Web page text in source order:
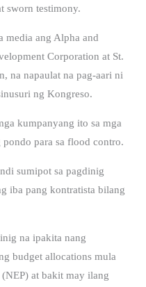
sworn testimony.
media ang Alpha and
Corporation at St.
na napaulat na pag-aari ni
ng Kongreso.
kumpanyang ito sa mga
para sa flood contro.
sumipot sa pagdinig
iba pang kontratista bilang
na ipakita nang
budget allocations mula
at bakit may ilang